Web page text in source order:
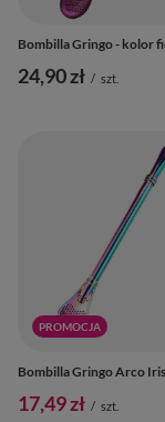
Bombilla Gringo - kolor
24,90 zł / szt.
PROMOCJA
Bombilla Gringo Arco
17,49 zł / szt.